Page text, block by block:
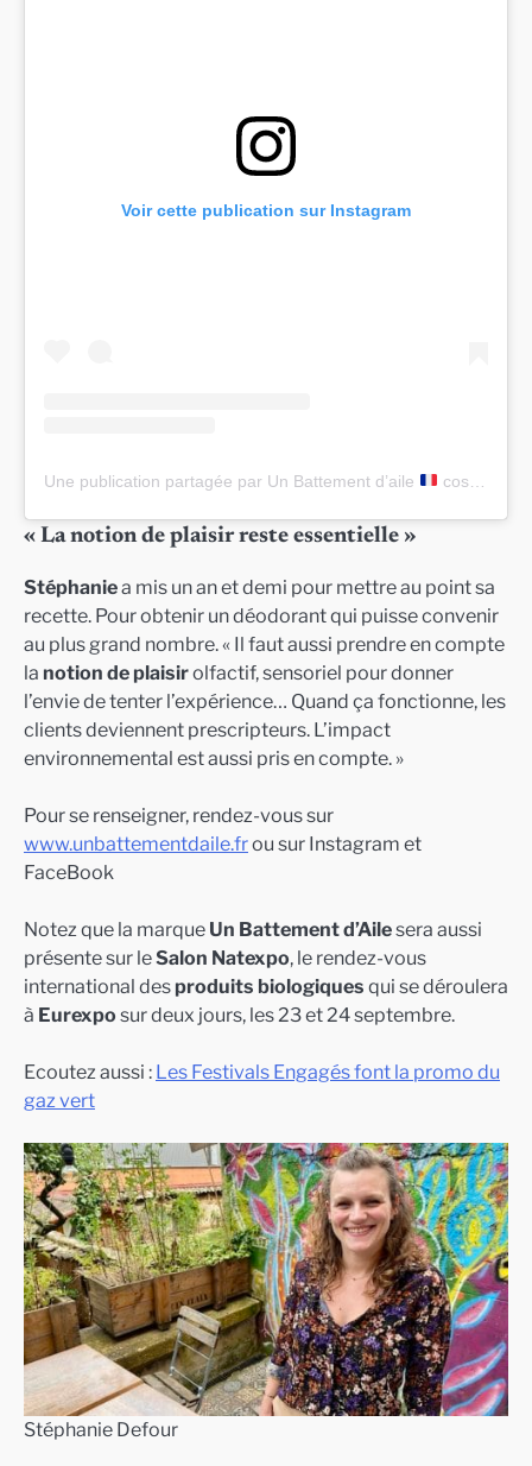
Voir cette publication sur Instagram
Une publication partagée par Un Battement d’aile cosmétiques écoresponsables (@unbattementdaile)
« La notion de plaisir reste essentielle »
Stéphaniea mis un an et demi pour mettre au point sa
recette. Pour obtenir un déodorant qui puisse convenir
au plus grand nombre. « Il faut aussi prendre en compte
la notion de plaisirolfactif, sensoriel pour donner
l’envie de tenter l’expérience… Quand ça fonctionne, les
clients deviennent prescripteurs. L’impact
environnemental est aussi pris en compte. »
Pour se renseigner, rendez-vous sur
www.unbattementdaile.frou sur Instagram et
FaceBook
Notez que la marque Un Battement d’Ailesera aussi
présente sur leSalon Natexpo, le rendez-vous
international des produits biologiques qui se déroulera
à Eurexpo sur deux jours, les 23 et 24 septembre.
Ecoutez aussi : Les Festivals Engagés font la promo du
gaz vert
Stéphanie Defour